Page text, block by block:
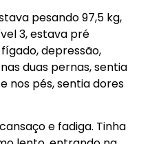
pesando 97,5 kg,
3, estava pré
depressão,
duas pernas, sentia
nos pés, sentia dores
e fadiga. Tinha